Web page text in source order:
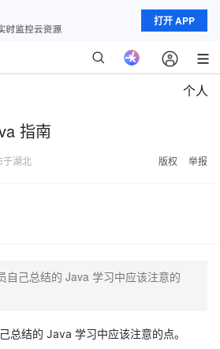
打开 APP
个人
指南
于湖北 版权 举报
自己总结的 Java 学习中应该注意的
总结的 Java 学习中应该注意的点。